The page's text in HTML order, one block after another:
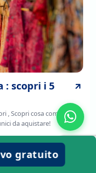
: scopri i 5
, Scopri cosa comprare in
da aquistare!
gratuito